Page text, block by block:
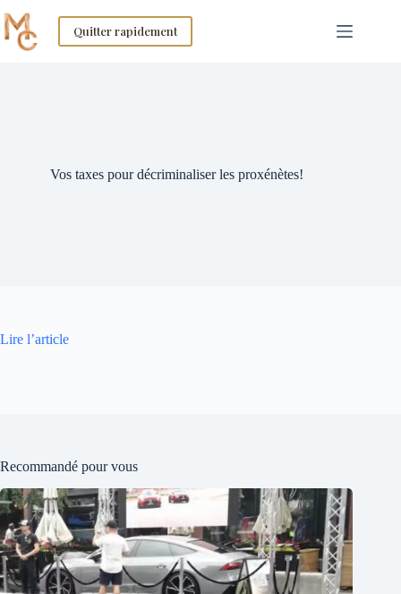
to
content
Quitter rapidement
Vos taxes pour décriminaliser les proxénètes!
Lire l’article
Recommandé pour vous